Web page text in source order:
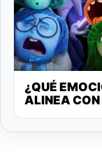
¿QUÉ
ALINEA